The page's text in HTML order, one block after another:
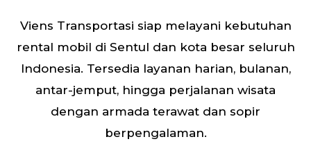
Viens Transportasi siap melayani kebutuhan
rental mobil di Sentul dan kota besar seluruh
Indonesia. Tersedia layanan harian, bulanan,
antar-jemput, hingga perjalanan wisata
dengan armada terawat dan sopir
berpengalaman.